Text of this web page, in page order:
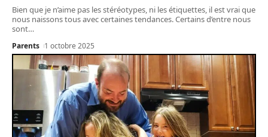
Bien que je n’aime pas les stéréotypes, ni les étiquettes, il est vrai que
nous naissons tous avec certaines tendances. Certains d’entre nous
sont…
Parents 1 octobre 2025